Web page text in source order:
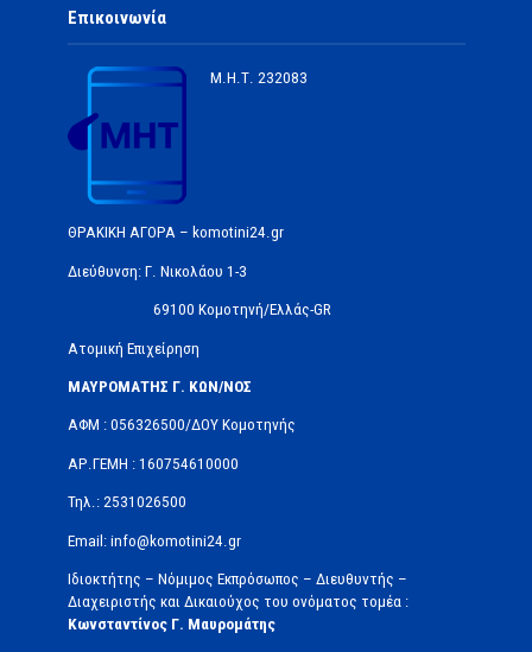
Επικοινωνία
Μ.Η.Τ. 232083
ΘΡΑΚΙΚΗ ΑΓΟΡΑ – komotini24.gr
Διεύθυνση: Γ. Νικολάου 1-3
69100 Κομοτηνή/Ελλάς-GR
Ατομική Επιχείρηση
ΜΑΥΡΟΜΑΤΗΣ Γ. ΚΩΝ/ΝΟΣ
ΑΦΜ : 056326500/ΔOΥ Κομοτηνής
ΑΡ.ΓΕΜΗ : 160754610000
Τηλ.: 2531026500
Email: info@komotini24.gr
Ιδιοκτήτης – Νόμιμος Εκπρόσωπος – Διευθυντής –
Διαχειριστής και Δικαιούχος του ονόματος τομέα :
Κωνσταντίνος Γ. Μαυρομάτης